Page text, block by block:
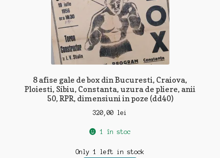
8 afise gale de box din Bucuresti, Craiova,
Ploiesti, Sibiu, Constanta, uzura de pliere, anii
50, RPR, dimensiuni in poze (dd40)
320,00 lei
1 în stoc
Only 1 left in stock